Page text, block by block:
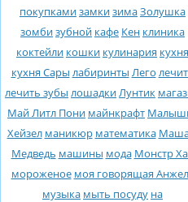
покупкамизамкизимаЗолушка
зомбизубной кафе Кен клиника
коктейли кошки кулинария кухня
кухня Сары лабиринты Лего
лечить зубы лошадкиЛунтик
Май Литл Пони майнкрафт
Хейзел маникюр математика
Медведь машины мода Монстр
мороженое моя говорящая
музыка мыть посуду на